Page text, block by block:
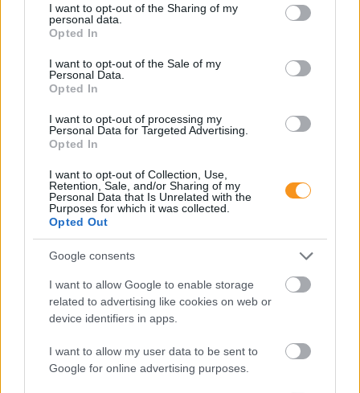
not limited to your visit or usage behaviour. You may click to
grant or deny consent to Google and its third-party tags to
use your data for below specified purposes in below Google
consent section.
I want to opt-out of the Sharing of my
personal data.
Opted In
I want to opt-out of the Sale of my
Personal Data.
Opted In
I want to opt-out of processing my
Personal Data for Targeted Advertising.
Opted In
I want to opt-out of Collection, Use,
Retention, Sale, and/or Sharing of my
Personal Data that Is Unrelated with the
Purposes for which it was collected.
Opted Out
Google consents
I want to allow Google to enable storage
related to advertising like cookies on web or
device identifiers in apps.
I want to allow my user data to be sent to
Google for online advertising purposes.
pelenkás gyermeket fogadni? Milyen higiénés
szabályokat kötelező betartani a pelenkázó
helyiségben? Mi a helyzet az sni-s pelenkás
gyermekekkel, akiknél gyakrabban előfordulhat,
hogy a szobatisztasági gondok még fokozottabb
Folyton öntöget, gyúr és tapicskol?
10 szenzoros játék, amit imádni
fog az óvodás